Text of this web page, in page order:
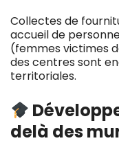
Collectes de
accueil de
(femmes victimes
des centres sont
territoriales.
delà des